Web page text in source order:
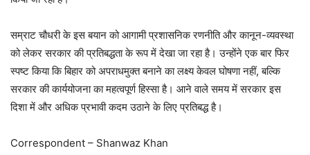
सम्राट चौधरी के इस बयान को आगामी प्रशासनिक रणनीति और कानून-व्यवस्था
को लेकर सरकार की प्रतिबद्धता के रूप में देखा जा रहा है। उन्होंने एक बार फिर
स्पष्ट किया कि बिहार को अपराधमुक्त बनाने का लक्ष्य केवल घोषणा नहीं, बल्कि
सरकार की कार्ययोजना का महत्वपूर्ण हिस्सा है। आने वाले समय में सरकार इस
दिशा में और अधिक प्रभावी कदम उठाने के लिए प्रतिबद्ध है।
Correspondent – Shanwaz Khan